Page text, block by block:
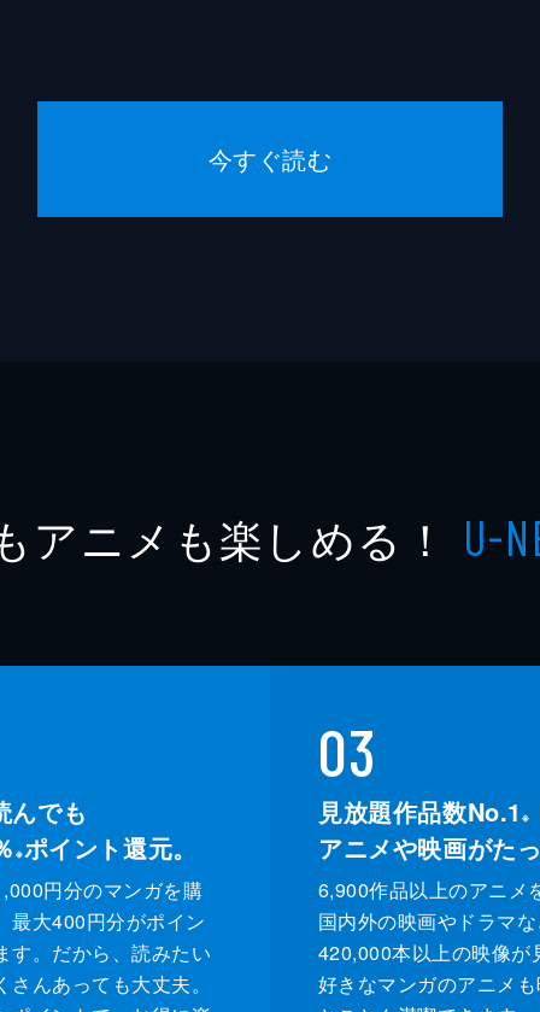
今すぐ読む
アニメも楽しめる！ U-
んでも
※ポイント還元。
円分のマンガを購
最大400円分がポイン
す。だから、読みたい
さんあっても大丈夫。
03
見放題作品数No.1 ※
アニメや映画がたっ
6,900作品以上のアニメ
国内外の映画やドラマな
420,000本以上の映像が
好きなマンガのアニメも